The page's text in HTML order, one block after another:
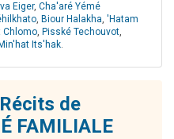
Eiger, Cha'aré Yémé
, Biour Halakha, 'Hatam
Chlomo, Pisské Techouvot,
Min'hat Its'hak.
de
FAMILIALE